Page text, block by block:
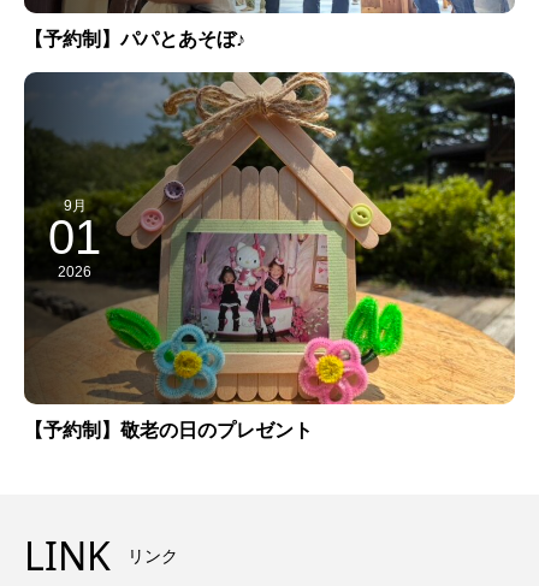
【予約制】パパとあそぼ♪
9月
01
2026
【予約制】敬老の日のプレゼント
LINK リンク